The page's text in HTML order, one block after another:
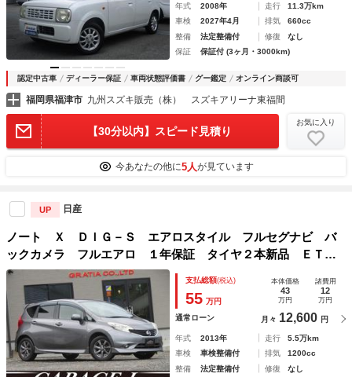
年式 2008年 走行
11.3万km
車検
2027年4月 排気
660cc
整備
法定整備付 修復
なし
保証
保証付 (3ヶ月・3000km)
認定中古車 ディーラー保証 車両状態評価書 グー鑑定 オンライン商談可
福岡県福津市 九州スズキ販売（株） スズキアリーナ東福間
【30分以内】スピード見積り
お気に入り
今あなたの他に5人が見ています
UP 日産
ノート Ｘ ＤＩＧ－Ｓ エアロスタイル フルセグナビ バ
ックカメラ フルエアロ １年保証 タイヤ２本新品 ＥＴ
Ｃ スマートキー２個 スーパーチャージャー イベライザ
ー １５ＡＷ オートエアコン アイドリングストップ プッ
シュスタート フォグ
支払総額(税込)
55 万円
本体価格
43
万円
諸費用
12
万円
通常ローン 月々 12,600 円
年式 2013年 走行
5.5万km
車検
車検整備付 排気
1200cc
整備
法定整備付 修復 なし